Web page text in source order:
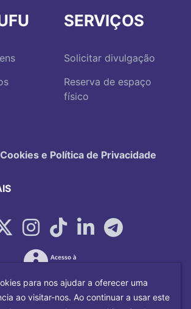
SERVIÇOS
Solicitar divulgação
Reserva de espaço
físico
e Política de Privacidade
para nos ajudar a oferecer uma
ao visitar-nos. Ao continuar a usar este